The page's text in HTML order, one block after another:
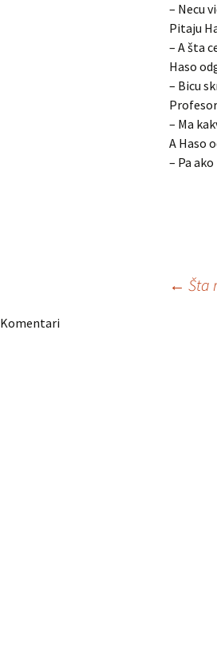
– Necu
Pitaju
– A šta
Haso
– Bicu
– Ma
A Haso
– Pa
Navigacija
← Šta
Komentari